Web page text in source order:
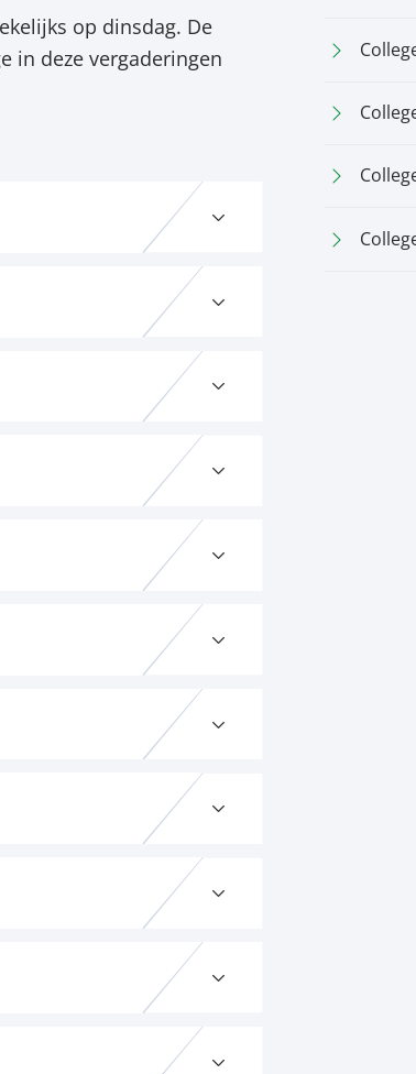
op dinsdag. De
in deze vergaderingen